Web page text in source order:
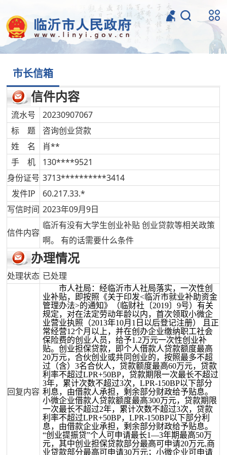
市长信箱
信件内容
流水号
20230907067
标 题
咨询创业贷款
姓 名
肖**
手 机
130****9521
身份证号 3713**********3414
发件IP
60.217.33.*
写信时间 2023年09月9日
信件内容
临沂有没有大学生创业补贴 创业贷款等相关政策
啊。 有的话需要什么条件
办理情况
处理状态 已处理
回复内容
市人社局：经临沂市人社局落实，一次性创
业补贴，即按照《关于印发<临沂市就业补助资金
管理办法>的通知》（临财社〔2019〕9号）有关
规定，对在法定劳动年龄以内，首次领取小微企
业营业执照（2013年10月1日以后登记注册） 且正
常经营12个月以上，并在创办企业缴纳职工社会
保险费的创业人员，给予1.2万元一次性创业补
贴。创业担保贷款，即个人借款人贷款额度最高
20万元，合伙创业或共同创业的，按照最多不超
过（含）3名合伙人，贷款额度最高60万元，贷款
利率不超过LPR+50BP，贷款期限一次最长不超过
3年，累计次数不超过3次，LPR-150BP以下部分
利息，由借款人承担，剩余部分财政给予贴息。
小微企业借款人贷款额度最高300万元，贷款期限
一次最长不超过2年，累计次数不超过3次，贷款
利率不超过LPR+50BP，LPR-150BP以下部分利
息，由借款企业承担，剩余部分财政给予贴息。
“创业提振贷”个人可申请最长1—3年期最高50万
元，其中创业担保贷款部分最高可申请20万元,商
业贷款部分最高可申请30万元；小微企业可申请